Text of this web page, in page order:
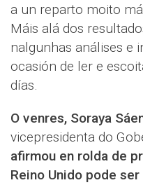
a un reparto moito
Máis alá dos
nalgunhas análises e
ocasión de ler e
días.
O venres, Soraya
vicepresidenta do
afirmou en rolda de
Reino Unido pode